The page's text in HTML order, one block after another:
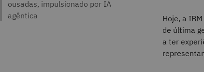
Hoje, a
de última
a ter